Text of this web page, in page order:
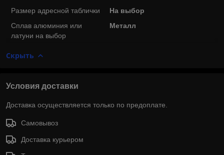
Размер адресной таблички
На выбор
Сплав алюминия или
латуни на выбор
Металл
Скрыть
Условия доставки
Доставка осуществляется только по предоплате.
Самовывоз
Доставка курьером